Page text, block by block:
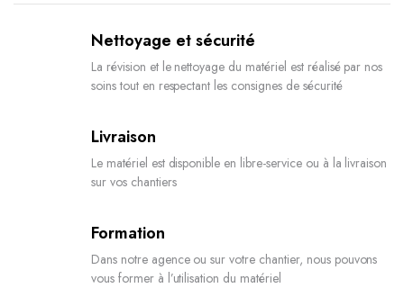
Nettoyage et sécurité
La révision et le nettoyage du matériel est réalisé par nos
soins tout en respectant les consignes de sécurité
Livraison
Le matériel est disponible en libre-service ou à la livraison
sur vos chantiers
Formation
Dans notre agence ou sur votre chantier, nous pouvons
vous former à l’utilisation du matériel